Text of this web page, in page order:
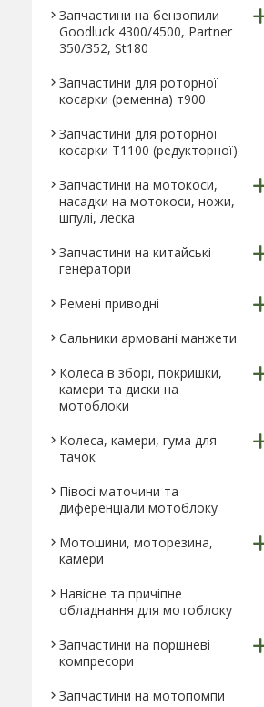
Запчастини на бензопили
Goodluck 4300/4500, Partner
350/352, St180
Запчастини для роторної
косарки (ременна) т900
Запчастини для роторної
косарки Т1100 (редукторної)
Запчастини на мотокоси,
насадки на мотокоси, ножи,
шпулі, леска
Запчастини на китайські
генератори
Ремені приводні
Сальники армовані манжети
Колеса в зборі, покришки,
камери та диски на
мотоблоки
Колеса, камери, гума для
тачок
Півосі маточини та
диференціали мотоблоку
Мотошини, моторезина,
камери
Навісне та причіпне
обладнання для мотоблоку
Запчастини на поршневі
компресори
Запчастини на мотопомпи